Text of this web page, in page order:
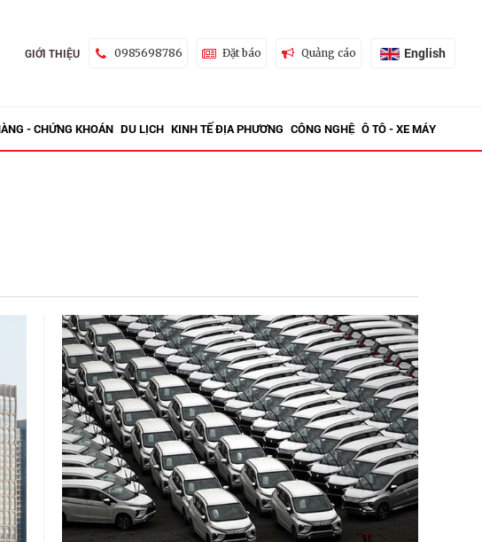
GIỚI THIỆU 0985698786 Đặt báo Quảng cáo English
- CHỨNG KHOÁN DU LỊCH KINH TẾ ĐỊA PHƯƠNG CÔNG NGHỆ Ô TÔ - XE MÁY